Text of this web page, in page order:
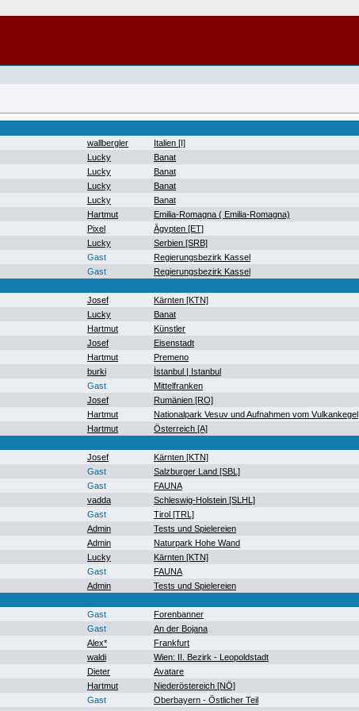
wallbergler Italien [I]
Lucky Banat
Lucky Banat
Lucky Banat
Lucky Banat
Hartmut Emilia-Romagna ( Emilia-Romagna)
Pixel Ägypten [ET]
Lucky Serbien [SRB]
Gast Regierungsbezirk Kassel
Gast Regierungsbezirk Kassel
Josef Kärnten [KTN]
Lucky Banat
Hartmut Künstler
Josef Eisenstadt
Hartmut Premeno
burki İstanbul | Istanbul
Gast Mittelfranken
Josef Rumänien [RO]
Hartmut Nationalpark Vesuv und Aufnahmen vom Vulkankegel
Hartmut Österreich [A]
Josef Kärnten [KTN]
Gast Salzburger Land [SBL]
Gast FAUNA
vadda Schleswig-Holstein [SLHL]
Gast Tirol [TRL]
Admin Tests und Spielereien
Admin Naturpark Hohe Wand
Lucky Kärnten [KTN]
Gast FAUNA
Admin Tests und Spielereien
Gast Forenbanner
Gast An der Bojana
Alex* Frankfurt
waldi Wien: II. Bezirk - Leopoldstadt
Dieter Avatare
Hartmut Niederöstereich [NÖ]
Gast Oberbayern - Östlicher Teil